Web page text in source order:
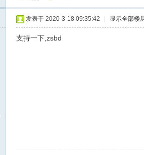
发表于 2020-3-18 09:35:42 显示全部楼
支持一下,zsbd